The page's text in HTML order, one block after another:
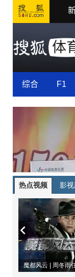
热点视频 影视
动物系恋人啊 | 钟欣潼体